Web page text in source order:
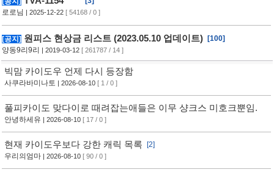
로로님 | 2025-12-22 [ 54168 / 0 ]
[공지] 원피스 현상금 리스트 (2023.05.10 업데이트)
[100]
양동9리9리
| 2019-03-12 [ 261787 / 14 ]
빅맘 카이도우 언제 다시 등장함
사쿠라바미나토 | 2026-08-10 [ 1 / 0 ]
풀피카이도 맞다이로 때려잡는애들은 이무 샹크스 미호크뿐임.
안녕하세유 | 2026-08-10 [ 17 / 0 ]
현재 카이도우보다 강한 캐릭 목록
[2]
우리의엄마 | 2026-08-10 [ 90 / 0 ]